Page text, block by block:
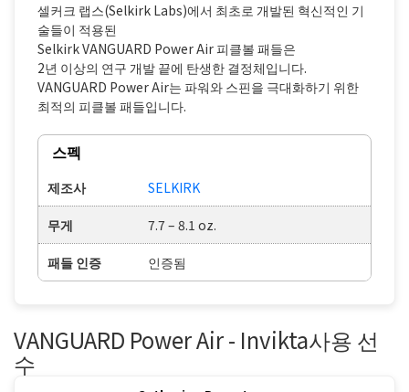
셀커크 랩스(Selkirk Labs)에서 최초로 개발된 혁신적인 기
술들이 적용된
Selkirk VANGUARD Power Air 피클볼 패들은
2년 이상의 연구 개발 끝에 탄생한 결정체입니다.
VANGUARD Power Air는 파워와 스핀을 극대화하기 위한
최적의 피클볼 패들입니다.
스펙
제조사 SELKIRK
무게 7.7 – 8.1 oz.
패들 인증 인증됨
VANGUARD Power Air - Invikta사용 선
수